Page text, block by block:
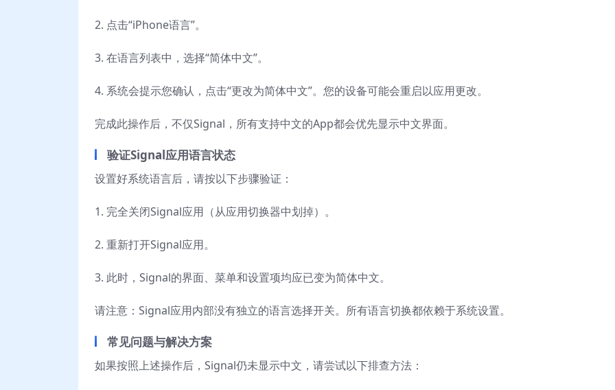
2. 点击“iPhone语言”。
3. 在语言列表中，选择“简体中文”。
4. 系统会提示您确认，点击“更改为简体中文”。您的设备可能会重启以应用更改。
完成此操作后，不仅Signal，所有支持中文的App都会优先显示中文界面。
验证Signal应用语言状态
设置好系统语言后，请按以下步骤验证：
1. 完全关闭Signal应用（从应用切换器中划掉）。
2. 重新打开Signal应用。
3. 此时，Signal的界面、菜单和设置项均应已变为简体中文。
请注意：Signal应用内部没有独立的语言选择开关。所有语言切换都依赖于系统设置。
常见问题与解决方案
如果按照上述操作后，Signal仍未显示中文，请尝试以下排查方法：